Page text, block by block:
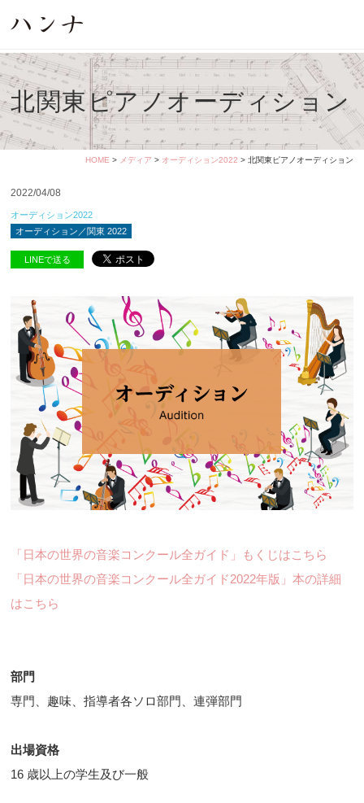
北関東ピアノオーディション
HOME > メディア > オーディション2022 > 北関東ピアノオーディション
2022/04/08
オーディション2022
オーディション／関東 2022
LINEで送る
「日本の世界の音楽コンクール全ガイド」もくじはこちら
「日本の世界の音楽コンクール全ガイド2022年版」本の詳細
はこちら
部門
専門、趣味、指導者各ソロ部門、連弾部門
出場資格
16 歳以上の学生及び一般